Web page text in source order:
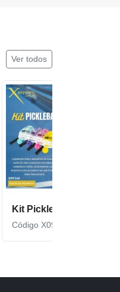
Ver todos
Código X09166